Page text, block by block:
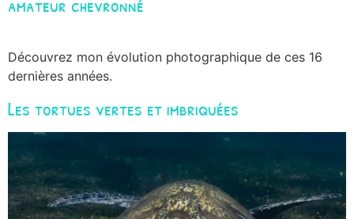
Découvrez mon évolution photographique de ces 16
dernières années.
Les tortues vertes et imbriquées